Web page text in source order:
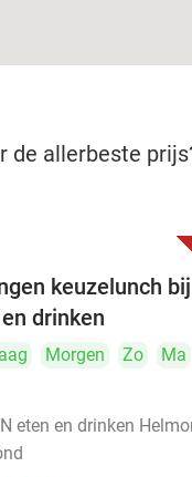
de allerbeste
keuzelunch
drinken
Morgen Zo Ma
eten en drinken